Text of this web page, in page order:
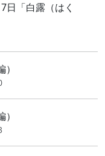
「白露（はく